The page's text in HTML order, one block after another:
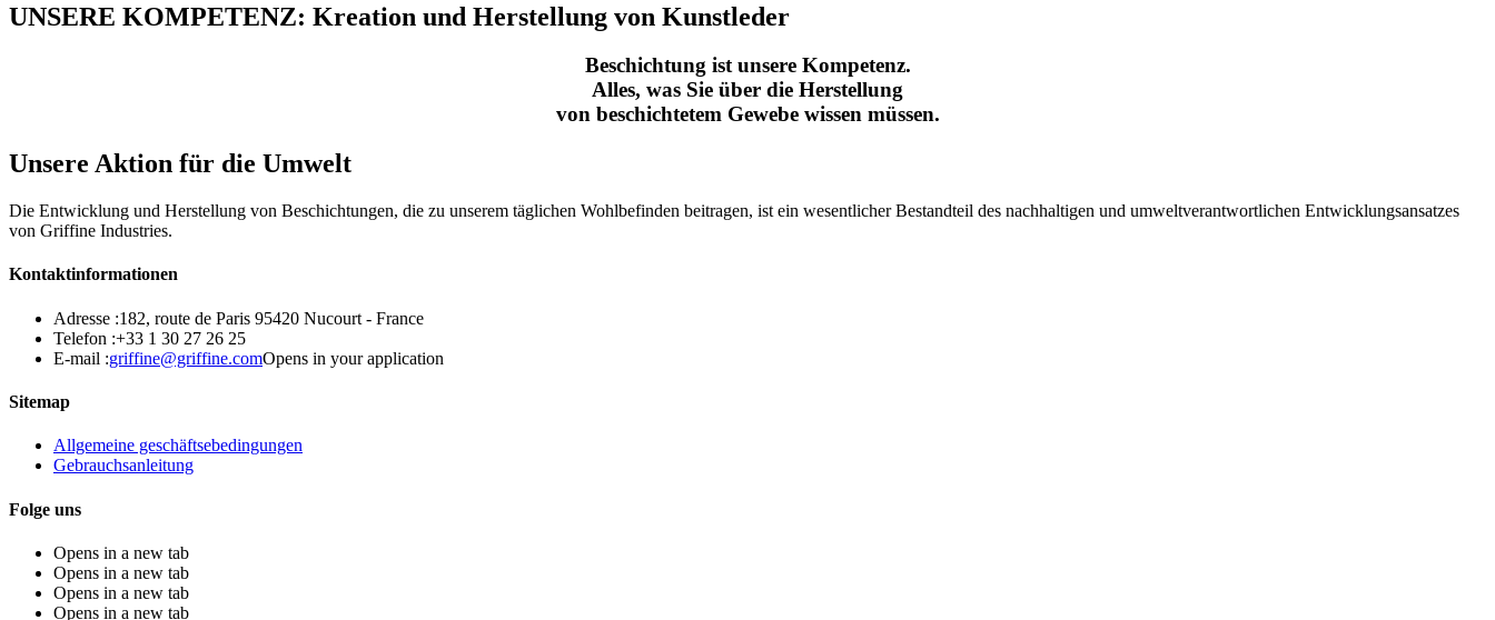
UNSERE KOMPETENZ: Kreation und Herstellung von Kunstleder
Beschichtung ist unsere Kompetenz.
Alles, was Sie über die Herstellung
von beschichtetem Gewebe wissen müssen.
Unsere Aktion für die Umwelt
Die Entwicklung und Herstellung von Beschichtungen, die zu unserem täglichen Wohlbefinden beitragen, ist ein wesentlicher Bestandteil des nachhaltigen und umweltverantwortlichen Entwicklungsansatzes
von Griffine Industries.
Kontaktinformationen
Adresse :182, route de Paris 95420 Nucourt - France
Telefon :+33 1 30 27 26 25
E-mail :griffine@griffine.comOpens in your application
Sitemap
Allgemeine geschäftsebedingungen
Gebrauchsanleitung
Folge uns
Opens in a new tab
Opens in a new tab
Opens in a new tab
Opens in a new tab